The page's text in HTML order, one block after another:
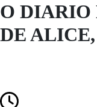
O DIARIO
DE ALICE,